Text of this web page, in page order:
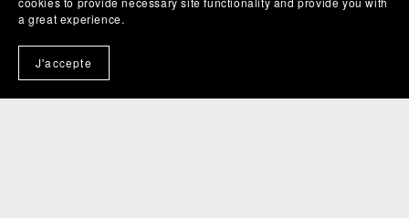
€0.00+
a great experience.
J'accepte